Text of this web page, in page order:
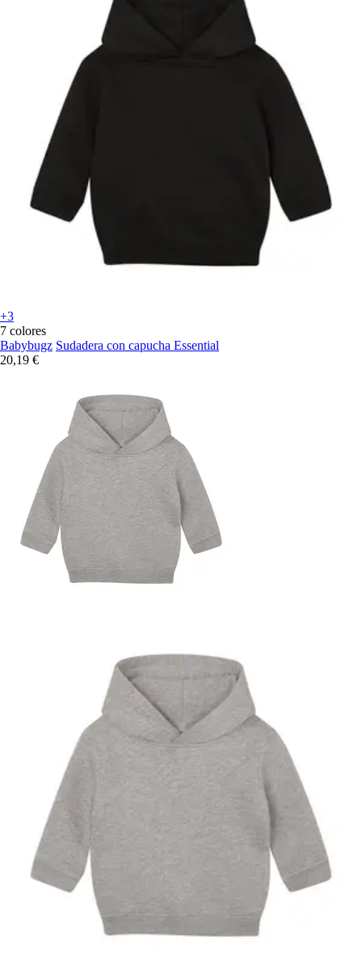
+3
7 colores
Babybugz Sudadera con capucha Essential
20,19 €